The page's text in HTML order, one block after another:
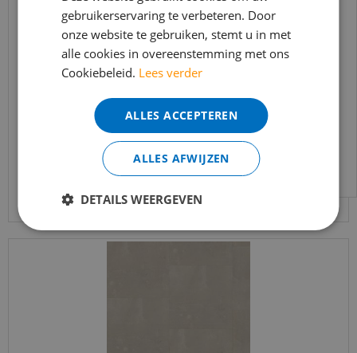
vtwonen - Royal Sun Kissed (Plak PVC)
Bekijk product
t/m 14 augustus telefonisch helaas niet
bereikbaar.
Bestelling worden uiteraard verwerkt
echter iets minder snel dan wat je van ons
gewend bent.
Voor vragen kan je ons bereiken via
info@merkvloerenwinkel.nl
gebruikerservaring te verbeteren. Door
onze website te gebruiken, stemt u in met
alle cookies in overeenstemming met ons
Cookiebeleid. Lees verder
ALLES ACCEPTEREN
ALLES AFWIJZEN
DETAILS WEERGEVEN